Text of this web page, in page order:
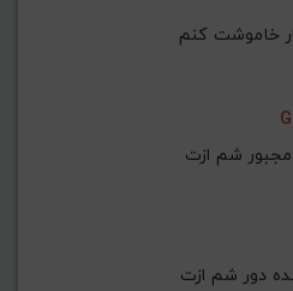
خاموشت کنم
شم ازت
دور شم ازت